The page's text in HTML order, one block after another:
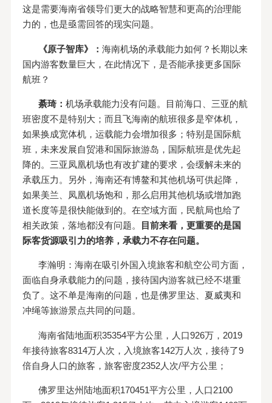
这是需要海南省领导们更大的战略智慧和更高的治理能
力的，也是亟需回答的现实问题。
《原子智库》：海南机场的承载能力如何？长期以来
国内游客数量巨大，在此情况下，是否能承接更多国际
航班？
綦琦：机场承载能力没有问题。目前海口、三亚的航
班密度不是特别大；而且飞海南的航班很多是窄体机，
如果换成宽体机，运载能力会增加很多；特别是国际航
班，未来发展自贸港和国际旅游岛，国际航班是优先起
降的。三亚凤凰机场也有改扩建的要求，会缓解未来的
承载压力。另外，海南还有博鳌和其他机场可供起降，
如果美兰、凤凰机场饱和，那么启用其他机场或增加跑
道长度等是很快能做到的。在空域方面，民航局也给了
相关政策，落地都没有问题。
目前来看，更重要的是国
际客货源吸引力的培养，承载力不存在问题。
李瀚明：海南在吸引外国入境旅客和航空公司方面，
面临自身承载能力的问题，接待国内游客就已经不堪重
负了。这不单是海南的问题，也是佛罗里达、夏威夷和
冲绳等旅游景点共同的问题。
海南省陆地面积35354平方公里，人口926万，2019
年接待旅客8314万人次，入境旅客142万人次，接待了9
倍自身人口的旅客，旅客密度2352人次/平方公里；
佛罗里达州陆地面积170451平方公里，人口2100